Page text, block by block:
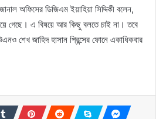
অফিসের ডিজিএম ইয়াহিয়া সিদ্দিকী বলেন,
গেছে। এ বিষয়ে আর কিছু বলতে চাই না। তবে
শেখ জাহিদ হাসান প্রিন্সের ফোনে একাধিকবার